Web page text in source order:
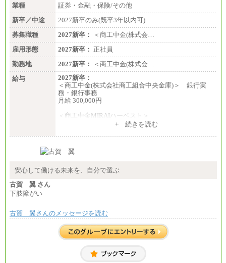
業種
証券・金融・保険/その他
新卒／中途
2027新卒のみ(既卒3年以内可)
募集職種
2027新卒：
＜商工中金(株式会…
雇用形態
2027新卒： 正社員
勤務地
2027新卒：
＜商工中金(株式会…
給与
2027新卒：
＜商工中金(株式会社商工組合中央金庫)＞ 銀行実
務・銀行事務
月給 300,000円
＜商工中金MIRAIハーベスト＞
+ 続きを読む
安心して働ける未来を、自分で選ぶ
古賀 翼 さん
下肢障がい
古賀 翼さんのメッセージを読む